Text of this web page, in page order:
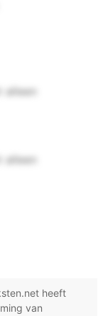
heeft
van